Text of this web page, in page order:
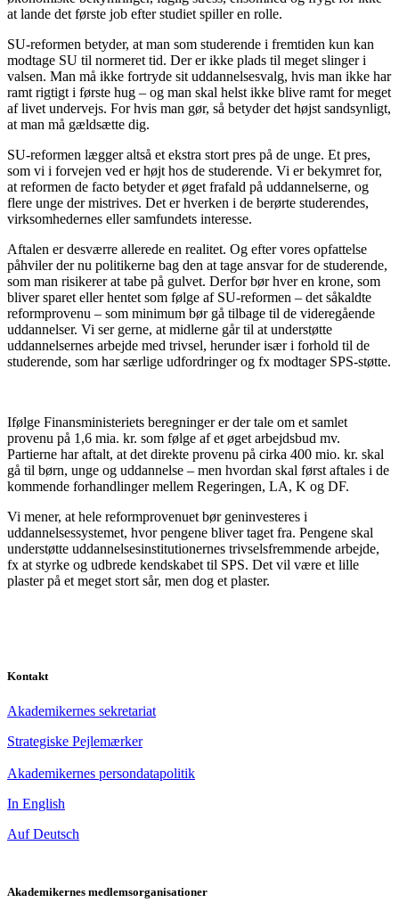
at lande det første job efter studiet spiller en rolle.
SU-reformen betyder, at man som studerende i fremtiden kun kan
modtage SU til normeret tid. Der er ikke plads til meget slinger i
valsen. Man må ikke fortryde sit uddannelsesvalg, hvis man ikke har
ramt rigtigt i første hug – og man skal helst ikke blive ramt for meget
af livet undervejs. For hvis man gør, så betyder det højst sandsynligt,
at man må gældsætte dig.
SU-reformen lægger altså et ekstra stort pres på de unge. Et pres,
som vi i forvejen ved er højt hos de studerende. Vi er bekymret for,
at reformen de facto betyder et øget frafald på uddannelserne, og
flere unge der mistrives. Det er hverken i de berørte studerendes,
virksomhedernes eller samfundets interesse.
Aftalen er desværre allerede en realitet. Og efter vores opfattelse
påhviler der nu politikerne bag den at tage ansvar for de studerende,
som man risikerer at tabe på gulvet. Derfor bør hver en krone, som
bliver sparet eller hentet som følge af SU-reformen – det såkaldte
reformprovenu – som minimum bør gå tilbage til de videregående
uddannelser. Vi ser gerne, at midlerne går til at understøtte
uddannelsernes arbejde med trivsel, herunder især i forhold til de
studerende, som har særlige udfordringer og fx modtager SPS-støtte.
Ifølge Finansministeriets beregninger er der tale om et samlet
provenu på 1,6 mia. kr. som følge af et øget arbejdsbud mv.
Partierne har aftalt, at det direkte provenu på cirka 400 mio. kr. skal
gå til børn, unge og uddannelse – men hvordan skal først aftales i de
kommende forhandlinger mellem Regeringen, LA, K og DF.
Vi mener, at hele reformprovenuet bør geninvesteres i
uddannelsessystemet, hvor pengene bliver taget fra. Pengene skal
understøtte uddannelsesinstitutionernes trivselsfremmende arbejde,
fx at styrke og udbrede kendskabet til SPS. Det vil være et lille
plaster på et meget stort sår, men dog et plaster.
Kontakt
Akademikernes sekretariat
Strategiske Pejlemærker
Akademikernes persondatapolitik
In English
Auf Deutsch
Akademikernes medlemsorganisationer